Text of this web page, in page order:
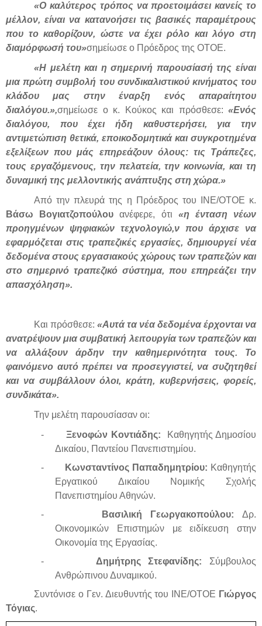
«Ο καλύτερος τρόπος να προετοιμάσει κανείς το
μέλλον, είναι να κατανοήσει τις βασικές παραμέτρους
που το καθορίζουν, ώστε να έχει ρόλο και λόγο στη
διαμόρφωσή του»σημείωσε ο Πρόεδρος της ΟΤΟΕ.
«Η μελέτη και η σημερινή παρουσίασή της είναι
μια πρώτη συμβολή του συνδικαλιστικού κινήματος του
κλάδου μας στην έναρξη ενός απαραίτητου
διαλόγου.»,σημείωσε ο κ. Κούκος και πρόσθεσε: «Ενός
διαλόγου, που έχει ήδη καθυστερήσει, για την
αντιμετώπιση θετικά, εποικοδομητικά και συγκροτημένα
εξελίξεων που μάς επηρεάζουν όλους: τις Τράπεζες,
τους εργαζόμενους, την πελατεία, την κοινωνία, και τη
δυναμική της μελλοντικής ανάπτυξης στη χώρα.»
Από την πλευρά της η Πρόεδρος του ΙΝΕ/ΟΤΟΕ κ.
Βάσω Βογιατζοπούλου ανέφερε, ότι «η ένταση νέων
προηγμένων ψηφιακών τεχνολογιώ,ν που άρχισε να
εφαρμόζεται στις τραπεζικές εργασίες, δημιουργεί νέα
δεδομένα στους εργασιακούς χώρους των τραπεζών και
στο σημερινό τραπεζικό σύστημα, που επηρεάζει την
απασχόληση».
Και πρόσθεσε: «Αυτά τα νέα δεδομένα έρχονται να
ανατρέψουν μια συμβατική λειτουργία των τραπεζών και
να αλλάξουν άρδην την καθημερινότητα τους. Το
φαινόμενο αυτό πρέπει να προσεγγιστεί, να συζητηθεί
και να συμβάλλουν όλοι, κράτη, κυβερνήσεις, φορείς,
συνδικάτα».
Την μελέτη παρουσίασαν οι:
-
Ξενοφών Κοντιάδης:
Καθηγητής Δημοσίου
Δικαίου, Παντείου Πανεπιστημίου.
-
Κωνσταντίνος Παπαδημητρίου: Καθηγητής
Εργατικού Δικαίου Νομικής Σχολής
Πανεπιστημίου Αθηνών.
-
Βασιλική Γεωργακοπούλου:Δρ.
Οικονομικών Επιστημών με ειδίκευση στην
Οικονομία της Εργασίας.
-
Δημήτρης Στεφανίδης: Σύμβουλος
Ανθρώπινου Δυναμικού.
Συντόνισε ο Γεν. Διευθυντής του ΙΝΕ/ΟΤΟΕ Γιώργος
Τόγιας.